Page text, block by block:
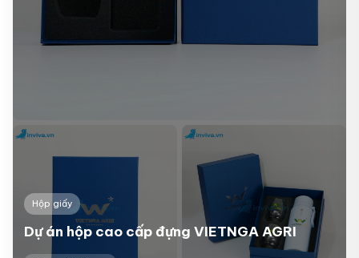
Hộp giấy
Dự án hộp cao cấp đựng VIETNGA AGRI